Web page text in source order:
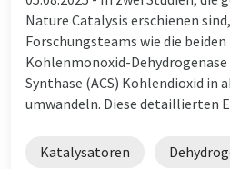
Nature Catalysis erschienen
Forschungsteams wie die
Kohlenmonoxid-Dehydrogenase
Synthase (ACS) Kohlendioxid in
umwandeln. Diese detaillierten
Katalysatoren